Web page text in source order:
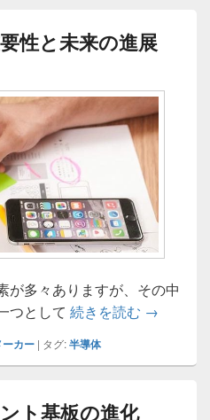
性と未来の進展
が多々ありますが、その中
つとして 続きを読む プリント
→
ーカー | タグ:半導体
ト基板の進化